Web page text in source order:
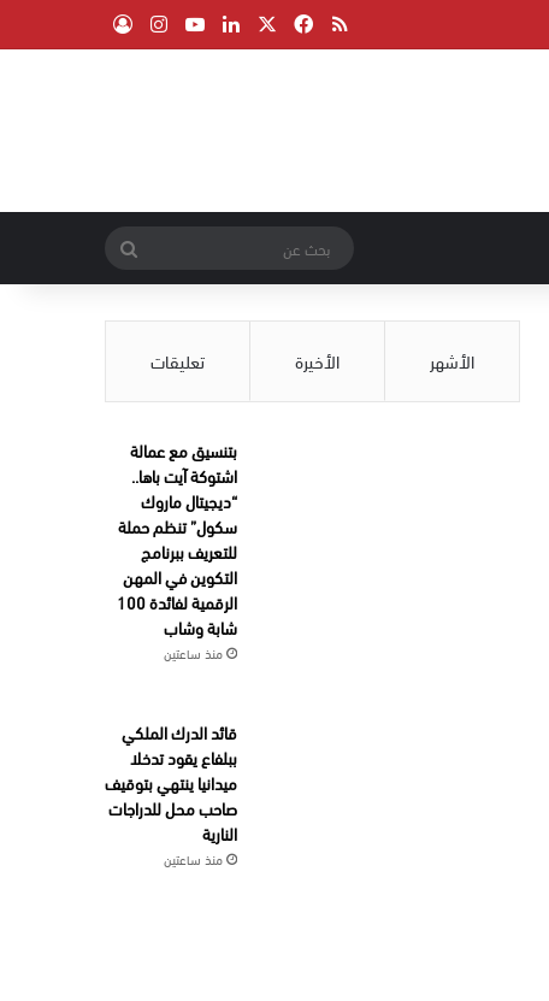
ملخص الموقع RSS
فيسبوك لينكدإن ‫YouTube
انستقرام
عن
الأشهر الأخيرة تعليقات
بتنسيق مع عمالة
اشتوكة آيت باها..
“ديجيتال ماروك
سكول” تنظم حملة
للتعريف ببرنامج
التكوين في المهن
الرقمية لفائدة 100
شابة وشاب
منذ ساعتين
قائد الدرك الملكي
ببلفاع يقود تدخلا
ميدانيا ينتهي بتوقيف
صاحب محل للدراجات
النارية
منذ ساعتين